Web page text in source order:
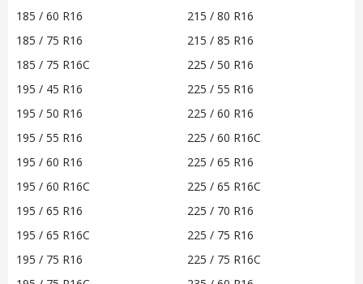
185 / 60 R16
185 / 75 R16
185 / 75 R16C
195 / 45 R16
195 / 50 R16
195 / 55 R16
195 / 60 R16
195 / 60 R16C
195 / 65 R16
195 / 65 R16C
195 / 75 R16
215 / 80 R16
215 / 85 R16
225 / 50 R16
225 / 55 R16
225 / 60 R16
225 / 60 R16C
225 / 65 R16
225 / 65 R16C
225 / 70 R16
225 / 75 R16
225 / 75 R16C